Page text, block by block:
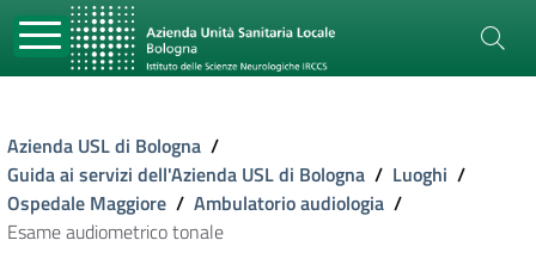
Azienda USL di Bologna /
Guida ai servizi dell'Azienda USL di Bologna / Luoghi /
Ospedale Maggiore / Ambulatorio audiologia /
Esame audiometrico tonale